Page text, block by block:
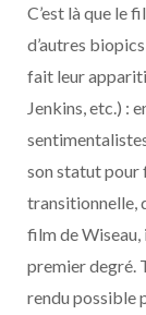
C’est là que le
d’autres
fait leur
Jenkins, etc.) :
son statut pour
transitionnelle,
film de Wiseau,
premier degré.
rendu possible